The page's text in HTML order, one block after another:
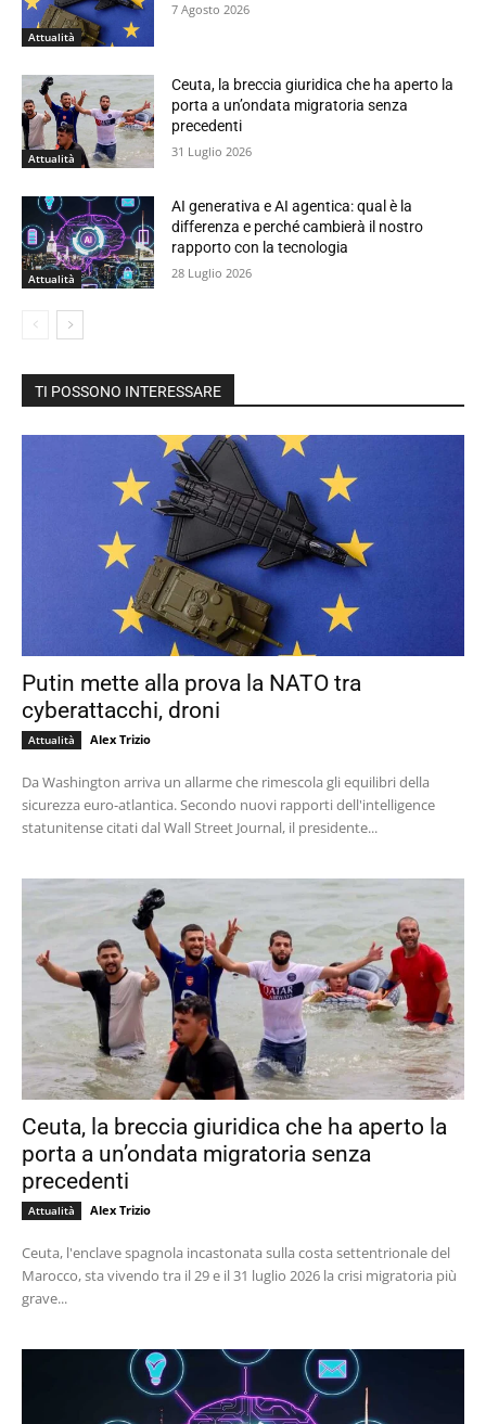
Attualità
7 Agosto 2026
Attualità
Ceuta, la breccia giuridica che ha aperto la
porta a un’ondata migratoria senza
precedenti
31 Luglio 2026
Attualità
AI generativa e AI agentica: qual è la
differenza e perché cambierà il nostro
rapporto con la tecnologia
28 Luglio 2026
TI POSSONO INTERESSARE
Putin mette alla prova la NATO tra
cyberattacchi, droni
Attualità Alex Trizio
Da Washington arriva un allarme che rimescola gli equilibri della
sicurezza euro-atlantica. Secondo nuovi rapporti dell'intelligence
statunitense citati dal Wall Street Journal, il presidente...
Ceuta, la breccia giuridica che ha aperto la
porta a un’ondata migratoria senza
precedenti
Attualità Alex Trizio
Ceuta, l'enclave spagnola incastonata sulla costa settentrionale del
Marocco, sta vivendo tra il 29 e il 31 luglio 2026 la crisi migratoria più
grave...